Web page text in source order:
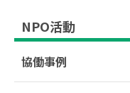
NPO活動
協働事例